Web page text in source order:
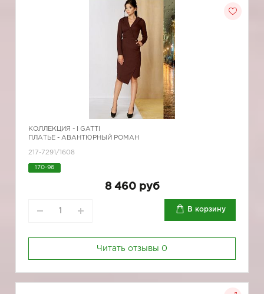
КОЛЛЕКЦИЯ -
I GATTI
ПЛАТЬЕ - АВАНТЮРНЫЙ РОМАН
217-7291/1608
170-96
8 460 руб
В корзину
Читать отзывы 0